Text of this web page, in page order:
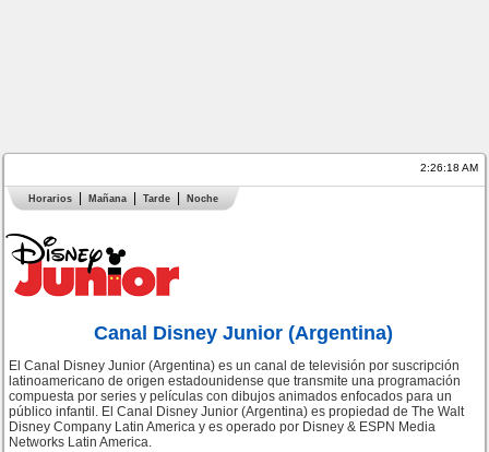
2:26:19 AM
Horarios Mañana Tarde Noche
Canal Disney Junior (Argentina)
El Canal Disney Junior (Argentina) es un canal de televisión por suscripción
latinoamericano de origen estadounidense que transmite una programación
compuesta por series y películas con dibujos animados enfocados para un
público infantil. El Canal Disney Junior (Argentina) es propiedad de The Walt
Disney Company Latin America y es operado por Disney & ESPN Media
Networks Latin America.